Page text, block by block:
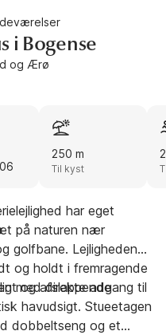
i Bogense
og Ærø
250 m
Til kyst
har eget
på naturen nær
golfbane. Lejligheden
og holdt i fremragende
og afslappende
med direkte adgang til
havudsigt. Stueetagen
dobbeltseng og et